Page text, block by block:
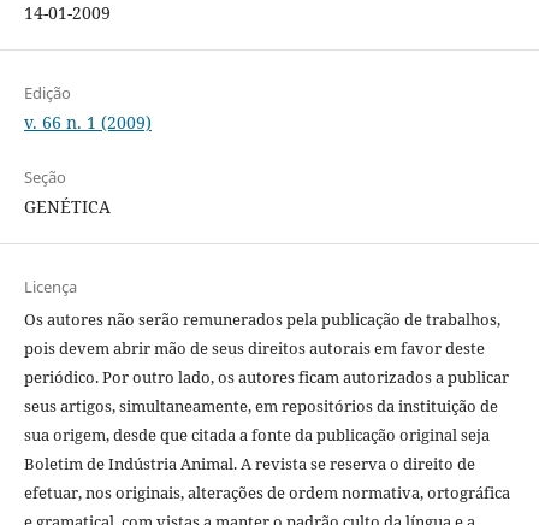
14-01-2009
Edição
v. 66 n. 1 (2009)
Seção
GENÉTICA
Licença
Os autores não serão remunerados pela publicação de trabalhos,
pois devem abrir mão de seus direitos autorais em favor deste
periódico. Por outro lado, os autores ficam autorizados a publicar
seus artigos, simultaneamente, em repositórios da instituição de
sua origem, desde que citada a fonte da publicação original seja
Boletim de Indústria Animal. A revista se reserva o direito de
efetuar, nos originais, alterações de ordem normativa, ortográfica